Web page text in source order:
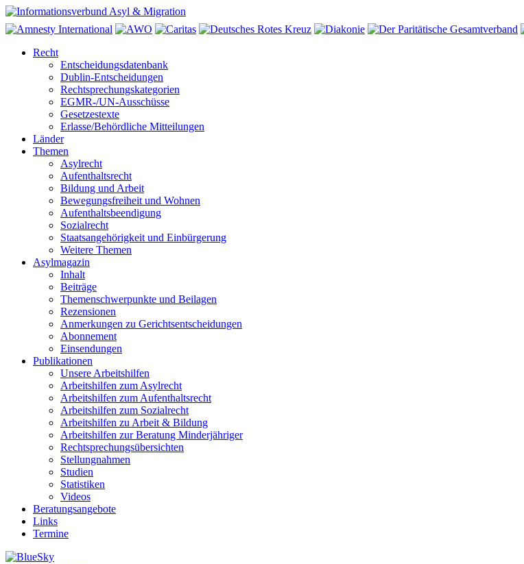
Recht
Entscheidungsdatenbank
Dublin-Entscheidungen
Rechtsprechungskategorien
EGMR-/UN-Ausschüsse
Gesetzestexte
Erlasse/Behördliche Mitteilungen
Länder
Themen
Asylrecht
Aufenthaltsrecht
Bildung und Arbeit
Bewegungsfreiheit und Wohnen
Aufenthaltsbeendigung
Sozialrecht
Staatsangehörigkeit und Einbürgerung
Weitere Themen
Asylmagazin
Inhalt
Beiträge
Themenschwerpunkte und Beilagen
Rezensionen
Anmerkungen zu Gerichtsentscheidungen
Abonnement
Einsendungen
Publikationen
Unsere Arbeitshilfen
Arbeitshilfen zum Asylrecht
Arbeitshilfen zum Aufenthaltsrecht
Arbeitshilfen zum Sozialrecht
Arbeitshilfen zu Arbeit & Bildung
Arbeitshilfen zur Beratung Minderjähriger
Rechtsprechungsübersichten
Stellungnahmen
Studien
Statistiken
Videos
Beratungsangebote
Links
Termine